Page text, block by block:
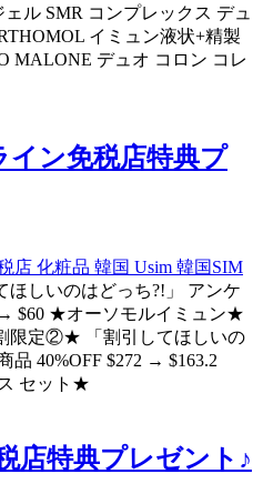
ル SMR コンプレックス デュ
イミュン液状+精製
MALONE デュオ コロン コレ
イン免税店特典プ
店 化粧品 韓国 Usim 韓国SIM
しいのはどっち?!」 アンケ
→ $60 ★オーソモルイミュン★
限定②★ 「割引してほしいの
品 40%OFF $272 → $163.2
セット★
店特典プレゼント♪